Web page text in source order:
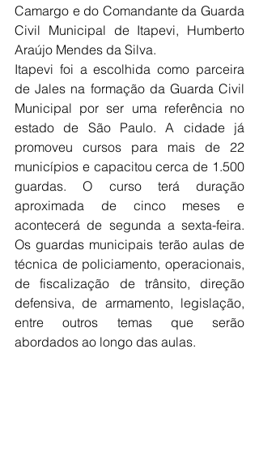
Camargo e do Comandante da Guarda
Civil Municipal de Itapevi, Humberto
Araújo Mendes da Silva.
Itapevi foi a escolhida como parceira
de Jales na formação da Guarda Civil
Municipal por ser uma referência no
estado de São Paulo. A cidade já
promoveu cursos para mais de 22
municípios e capacitou cerca de 1.500
guardas. O curso terá duração
aproximada de cinco meses e
acontecerá de segunda a sexta-feira.
Os guardas municipais terão aulas de
técnica de policiamento, operacionais,
de fiscalização de trânsito, direção
defensiva, de armamento, legislação,
entre outros temas que serão
abordados ao longo das aulas.